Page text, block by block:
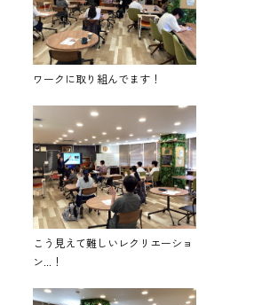
ワークに取り組んでます！
こう見えて難しいレクリエーショ
ン...！